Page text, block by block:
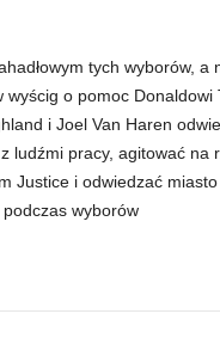
tych wyborów, a
o pomoc Donaldowi
i Joel Van Haren
ludźmi pracy, agitować na
Justice i odwiedzać
wyborów